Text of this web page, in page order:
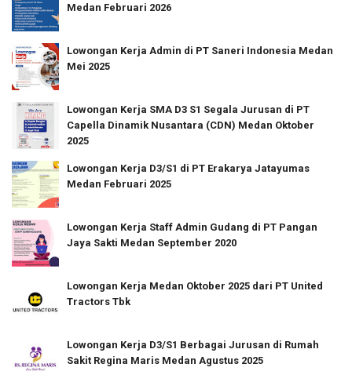
Medan Februari 2026
Lowongan Kerja Admin di PT Saneri Indonesia Medan
Mei 2025
Lowongan Kerja SMA D3 S1 Segala Jurusan di PT
Capella Dinamik Nusantara (CDN) Medan Oktober
2025
Lowongan Kerja D3/S1 di PT Erakarya Jatayumas
Medan Februari 2025
Lowongan Kerja Staff Admin Gudang di PT Pangan
Jaya Sakti Medan September 2020
Lowongan Kerja Medan Oktober 2025 dari PT United
Tractors Tbk
Lowongan Kerja D3/S1 Berbagai Jurusan di Rumah
Sakit Regina Maris Medan Agustus 2025